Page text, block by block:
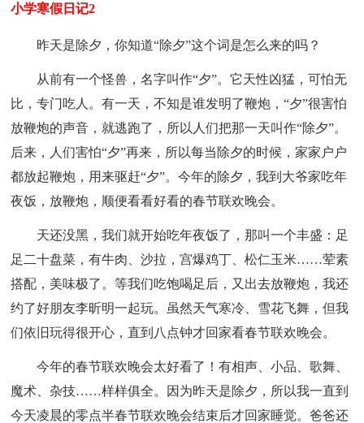
小学寒假日记2
昨天是除夕，你知道“除夕”这个词是怎么来的吗？
从前有一个怪兽，名字叫作“夕”。它天性凶猛，可怕无
比，专门吃人。有一天，不知是谁发明了鞭炮，“夕”很害怕
放鞭炮的声音，就逃跑了，所以人们把那一天叫作“除夕”。
后来，人们害怕“夕”再来，所以每当除夕的时候，家家户户
都放起鞭炮，用来驱赶“夕”。今年的除夕，我到大爷家吃年
夜饭，放鞭炮，顺便看看好看的春节联欢晚会。
天还没黑，我们就开始吃年夜饭了，那叫一个丰盛：足
足二十盘菜，有牛肉、沙拉，宫爆鸡丁、松仁玉米……荤素
搭配，美味极了。等我们吃饱喝足后，又出去放鞭炮，我还
约了好朋友李昕明一起玩。虽然天气寒冷、雪花飞舞，但我
们依旧玩得很开心，直到八点钟才回家看春节联欢晚会。
今年的春节联欢晚会太好看了！有相声、小品、歌舞、
魔术、杂技……样样俱全。因为昨天是除夕，所以我一直到
今天凌晨的零点半春节联欢晚会结束后才回家睡觉。爸爸还